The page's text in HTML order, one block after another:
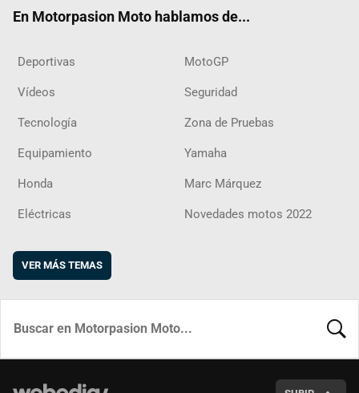
En Motorpasion Moto hablamos de...
Deportivas MotoGP
Vídeos Seguridad
Tecnología Zona de Pruebas
Equipamiento Yamaha
Honda Marc Márquez
Eléctricas Novedades motos 2022
VER MÁS TEMAS